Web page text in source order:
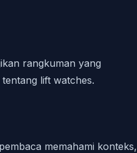
rangkuman yang
lift watches.
memahami konteks,